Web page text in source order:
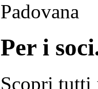
Padovana
Per i
Scopri tutti